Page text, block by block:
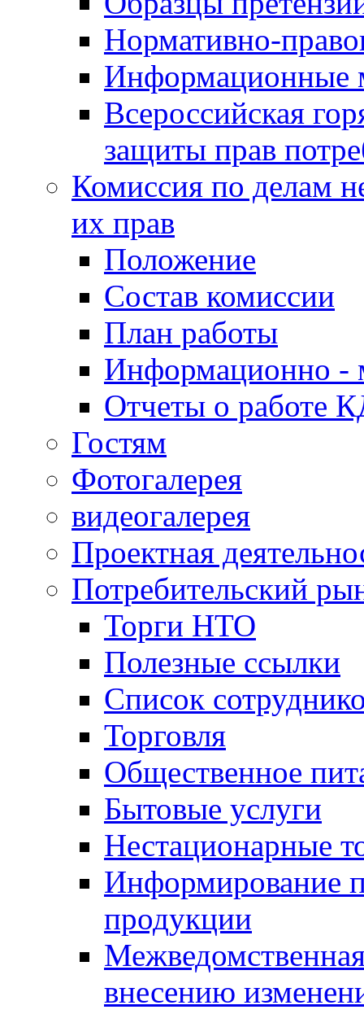
Нормативно-
Информационные
Всероссийская
защиты прав
Комиссия по делам
их прав
Положение
Состав комиссии
План работы
Информационно -
Отчеты о работе
Гостям
Фотогалерея
видеогалерея
Проектная
Потребительский
Торги НТО
Полезные ссылки
Список
Торговля
Общественное
Бытовые услуги
Нестационарные
Информирование
продукции
внесению